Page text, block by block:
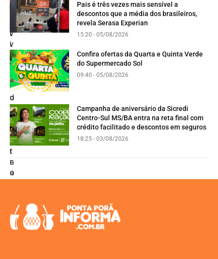
Pais é três vezes mais sensível a
descontos que a média dos brasileiros,
revela Serasa Experian
15:20 - 05/08/2026
Confira ofertas da Quarta e Quinta Verde
do Supermercado Sol
09:40 - 05/08/2026
Campanha de aniversário da Sicredi
Centro-Sul MS/BA entra na reta final com
crédito facilitado e descontos em seguros
18:25 - 03/08/2026